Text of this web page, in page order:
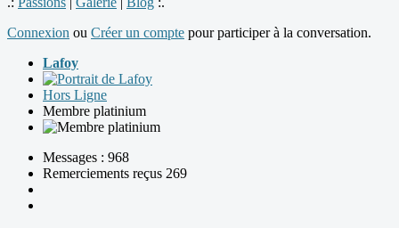
Connexion ou Créer un compte pour participer à la conversation.
Lafoy
Hors Ligne
Membre platinium
Messages : 968
Remerciements reçus 269